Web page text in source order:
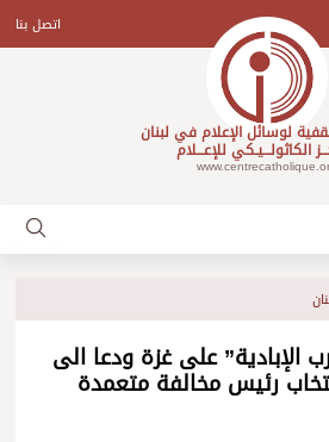
اتصل بنا
لوسائل الإعلام في لبنان
الكاثولـــيـكي للإعـــلام
الإبادية” على غزة ودعا الى
رئيس مخالفة متعمدة